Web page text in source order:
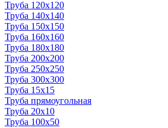
Труба 120x120
Труба 140x140
Труба 150x150
Труба 160x160
Труба 180x180
Труба 200x200
Труба 250x250
Труба 300x300
Труба 15x15
Труба прямоугольная
Труба 20x10
Труба 100x50